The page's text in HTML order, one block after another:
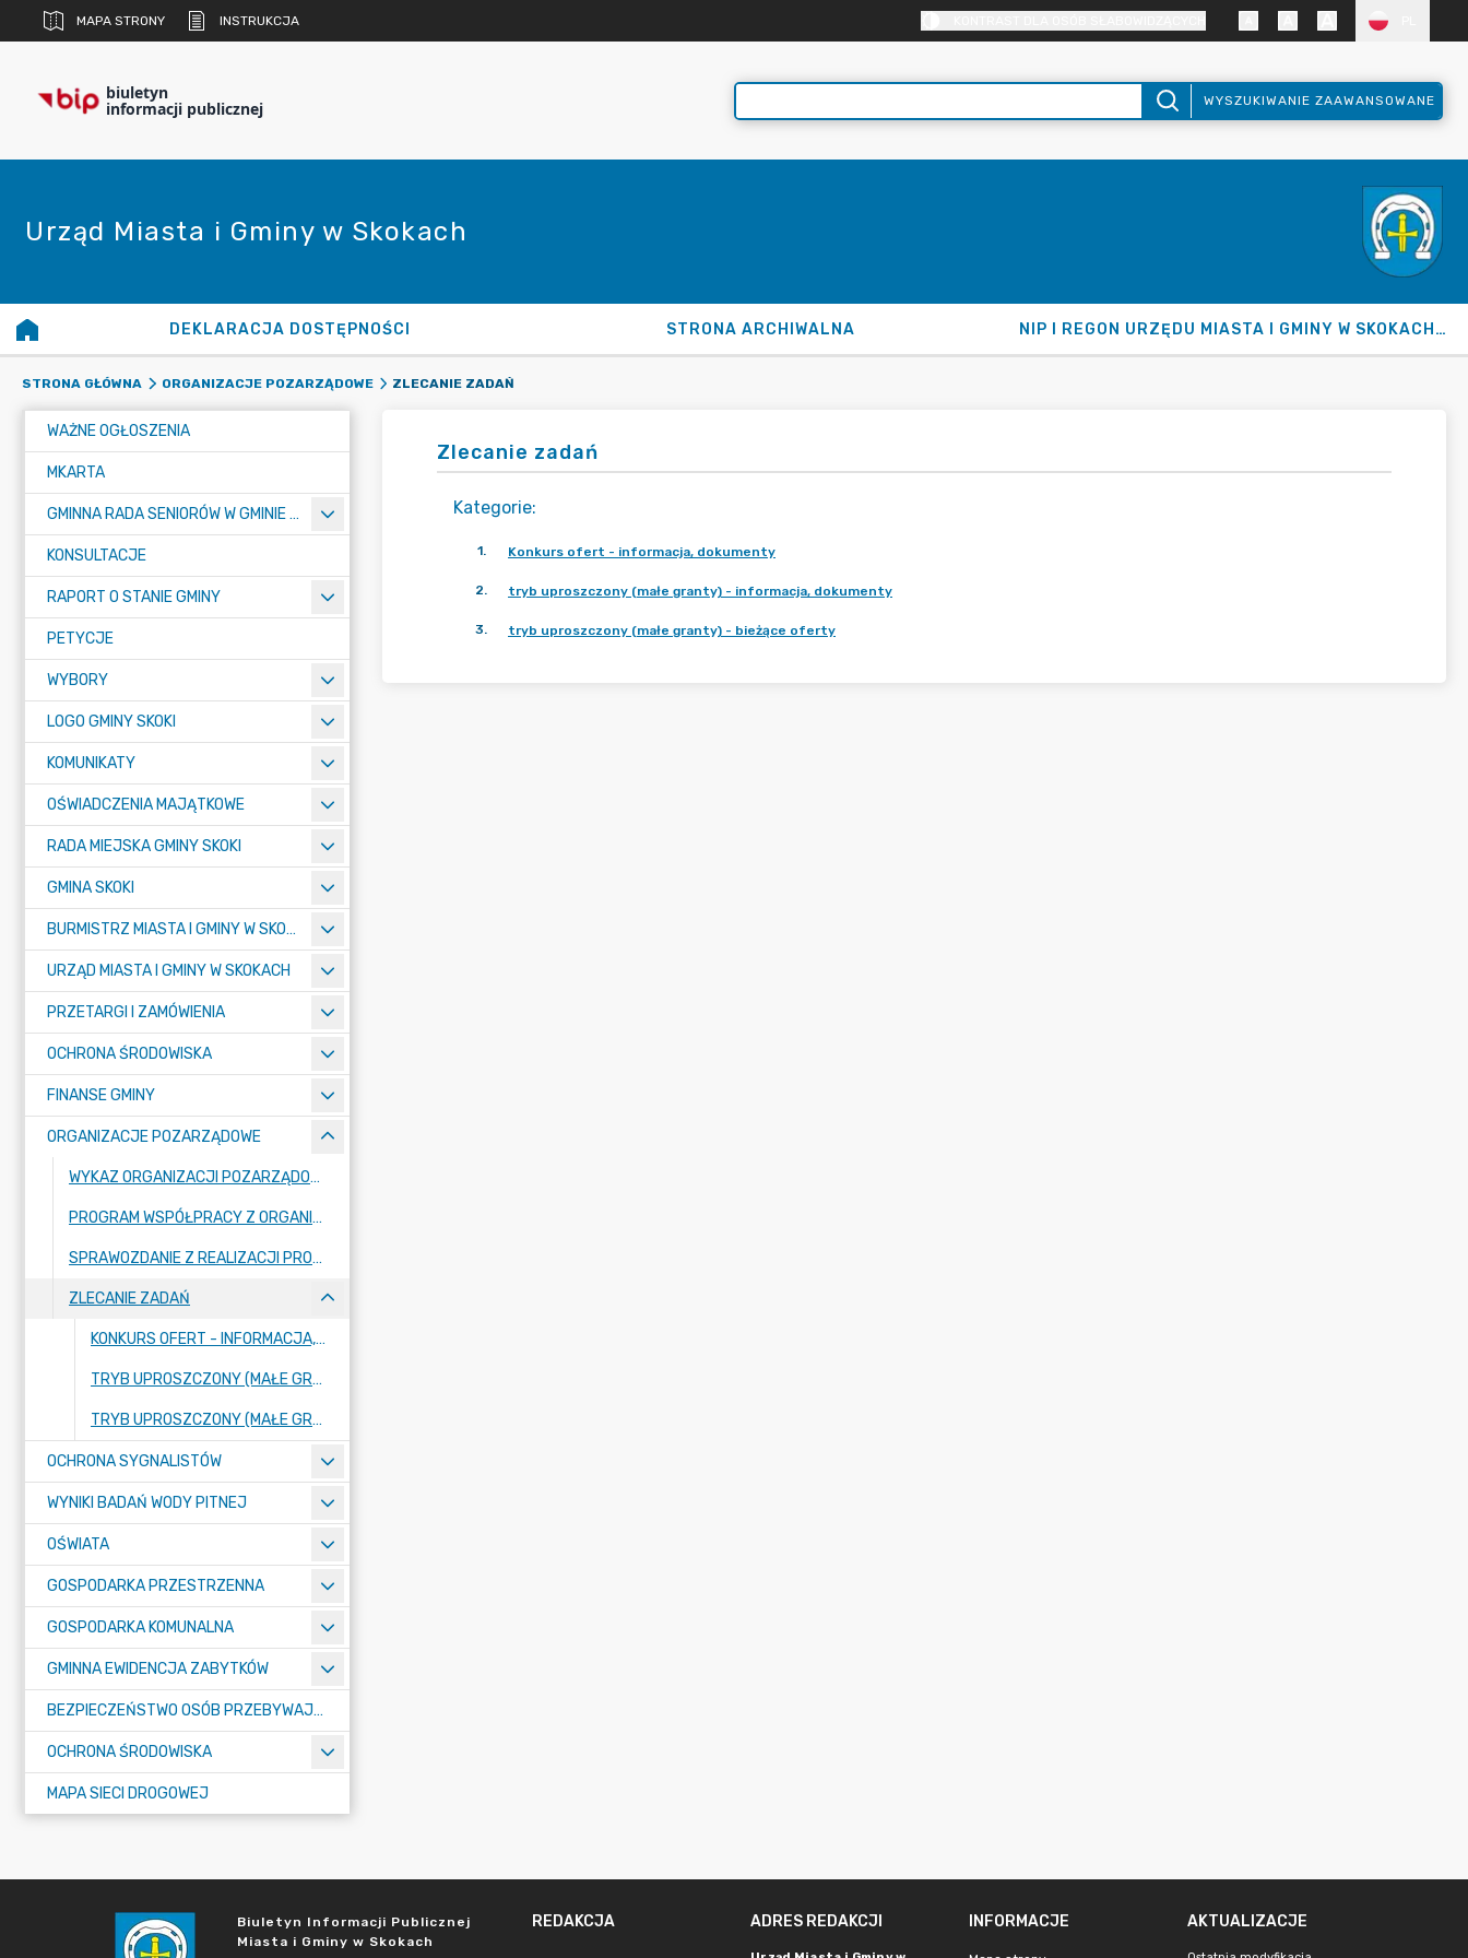
MAPA STRONY INSTRUKCJA
biuletyn
informacji publicznej WYSZUKIWANIE ZAAWANSOWANE
Urząd Miasta i Gminy w Skokach
DEKLARACJA DOSTĘPNOŚCI STRONA ARCHIWALNA NIP I REGON URZĘDU MIASTA I GMINY W SKOKACH ORAZ GMINY SKOKI
STRONA GŁÓWNA ORGANIZACJE POZARZĄDOWE ZLECANIE ZADAŃ
WAŻNE OGŁOSZENIA
MKARTA
GMINNA RADA SENIORÓW W GMINIE SKOKI
KONSULTACJE
RAPORT O STANIE GMINY
PETYCJE
WYBORY
LOGO GMINY SKOKI
KOMUNIKATY
OŚWIADCZENIA MAJĄTKOWE
RADA MIEJSKA GMINY SKOKI
GMINA SKOKI
BURMISTRZ MIASTA I GMINY W SKOKACH
URZĄD MIASTA I GMINY W SKOKACH
PRZETARGI I ZAMÓWIENIA
OCHRONA ŚRODOWISKA
FINANSE GMINY
ORGANIZACJE POZARZĄDOWE
WYKAZ ORGANIZACJI POZARZĄDOWYCH
PROGRAM WSPÓŁPRACY Z ORGANIZACJAMI POZARZĄDOWYMI
SPRAWOZDANIE Z REALIZACJI PROGRAMU WSPÓŁPRACY
ZLECANIE ZADAŃ
KONKURS OFERT - INFORMACJA, DOKUMENTY
TRYB UPROSZCZONY (MAŁE GRANTY) - INFORMACJA, DOKUMENTY
TRYB UPROSZCZONY (MAŁE GRANTY) - BIEŻĄCE OFERTY
OCHRONA SYGNALISTÓW
WYNIKI BADAŃ WODY PITNEJ
OŚWIATA
GOSPODARKA PRZESTRZENNA
GOSPODARKA KOMUNALNA
GMINNA EWIDENCJA ZABYTKÓW
BEZPIECZEŃSTWO OSÓB PRZEBYWAJĄCYCH NA OBSZARACH WODNYCH - ANALIZA ZAGROŻEŃ
OCHRONA ŚRODOWISKA
MAPA SIECI DROGOWEJ
Zlecanie zadań
Kategorie:
1. Konkurs ofert - informacja, dokumenty
2. tryb uproszczony (małe granty) - informacja, dokumenty
3. tryb uproszczony (małe granty) - bieżące oferty
Biuletyn Informacji Publicznej
Miasta i Gminy w Skokach
REDAKCJA ADRES REDAKCJI INFORMACJE AKTUALIZACJE